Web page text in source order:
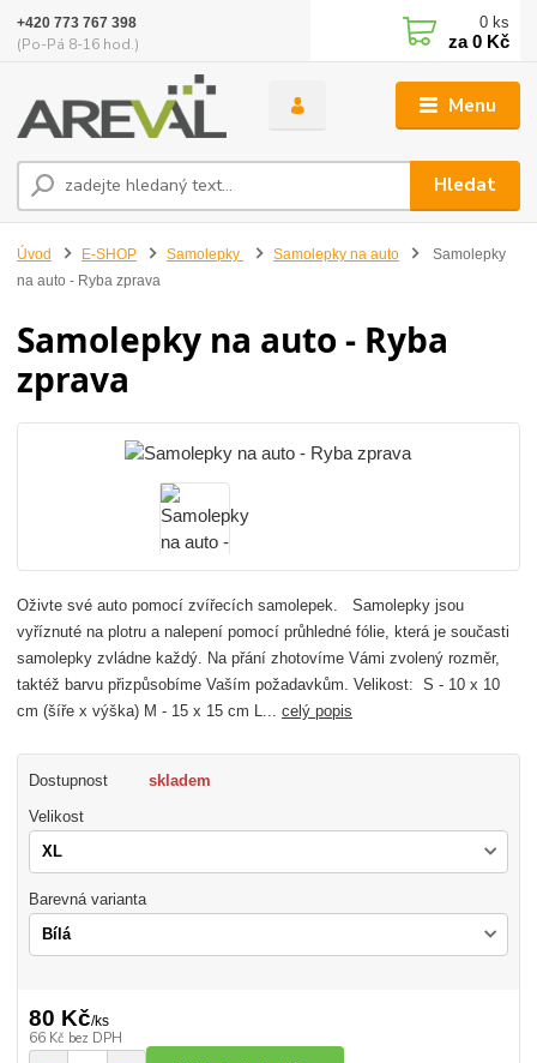
Menu
Hledat
+420 773 767 398
(Po-Pá 8-16 hod.)
0 ks
za0 Kč
Úvod E-SHOP Samolepky Samolepky na auto
Samolepky
na auto - Ryba zprava
Samolepky na auto - Ryba
zprava
Oživte své auto pomocí zvířecích samolepek. Samolepky jsou
vyříznuté na plotru a nalepení pomocí průhledné fólie, která je současti
samolepky zvládne každý. Na přání zhotovíme Vámi zvolený rozměr,
taktéž barvu přizpůsobíme Vaším požadavkům. Velikost: S - 10 x 10
cm (šíře x výška) M - 15 x 15 cm L...celý popis
Dostupnost skladem
Velikost
Barevná varianta
80 Kč/ks
66 Kč bez DPH